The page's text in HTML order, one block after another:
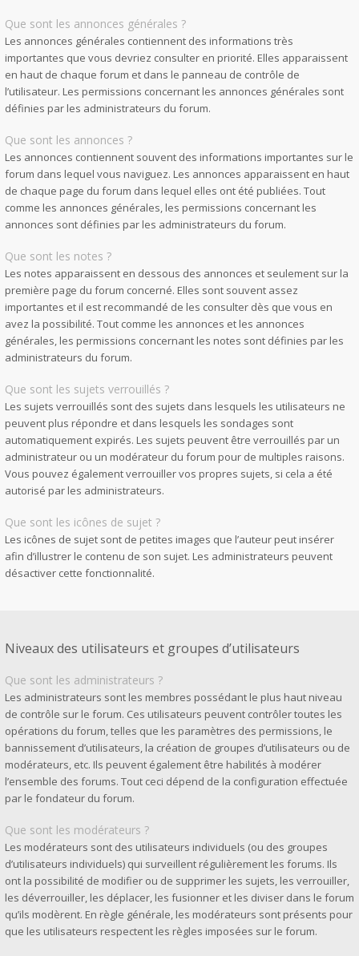
Que sont les annonces générales ?
Les annonces générales contiennent des informations très
importantes que vous devriez consulter en priorité. Elles apparaissent
en haut de chaque forum et dans le panneau de contrôle de
l’utilisateur. Les permissions concernant les annonces générales sont
définies par les administrateurs du forum.
Que sont les annonces ?
Les annonces contiennent souvent des informations importantes sur le
forum dans lequel vous naviguez. Les annonces apparaissent en haut
de chaque page du forum dans lequel elles ont été publiées. Tout
comme les annonces générales, les permissions concernant les
annonces sont définies par les administrateurs du forum.
Que sont les notes ?
Les notes apparaissent en dessous des annonces et seulement sur la
première page du forum concerné. Elles sont souvent assez
importantes et il est recommandé de les consulter dès que vous en
avez la possibilité. Tout comme les annonces et les annonces
générales, les permissions concernant les notes sont définies par les
administrateurs du forum.
Que sont les sujets verrouillés ?
Les sujets verrouillés sont des sujets dans lesquels les utilisateurs ne
peuvent plus répondre et dans lesquels les sondages sont
automatiquement expirés. Les sujets peuvent être verrouillés par un
administrateur ou un modérateur du forum pour de multiples raisons.
Vous pouvez également verrouiller vos propres sujets, si cela a été
autorisé par les administrateurs.
Que sont les icônes de sujet ?
Les icônes de sujet sont de petites images que l’auteur peut insérer
afin d’illustrer le contenu de son sujet. Les administrateurs peuvent
désactiver cette fonctionnalité.
Niveaux des utilisateurs et groupes d’utilisateurs
Que sont les administrateurs ?
Les administrateurs sont les membres possédant le plus haut niveau
de contrôle sur le forum. Ces utilisateurs peuvent contrôler toutes les
opérations du forum, telles que les paramètres des permissions, le
bannissement d’utilisateurs, la création de groupes d’utilisateurs ou de
modérateurs, etc. Ils peuvent également être habilités à modérer
l’ensemble des forums. Tout ceci dépend de la configuration effectuée
par le fondateur du forum.
Que sont les modérateurs ?
Les modérateurs sont des utilisateurs individuels (ou des groupes
d’utilisateurs individuels) qui surveillent régulièrement les forums. Ils
ont la possibilité de modifier ou de supprimer les sujets, les verrouiller,
les déverrouiller, les déplacer, les fusionner et les diviser dans le forum
qu’ils modèrent. En règle générale, les modérateurs sont présents pour
que les utilisateurs respectent les règles imposées sur le forum.